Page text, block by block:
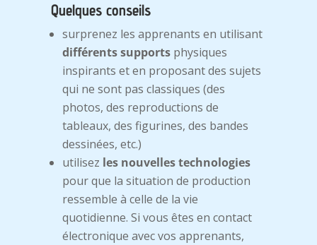
Quelques conseils
surprenez les apprenants en utilisant
différents supports physiques
inspirants et en proposant des sujets
qui ne sont pas classiques (des
photos, des reproductions de
tableaux, des figurines, des bandes
dessinées, etc.)
utilisez les nouvelles technologies
pour que la situation de production
ressemble à celle de la vie
quotidienne. Si vous êtes en contact
électronique avec vos apprenants,